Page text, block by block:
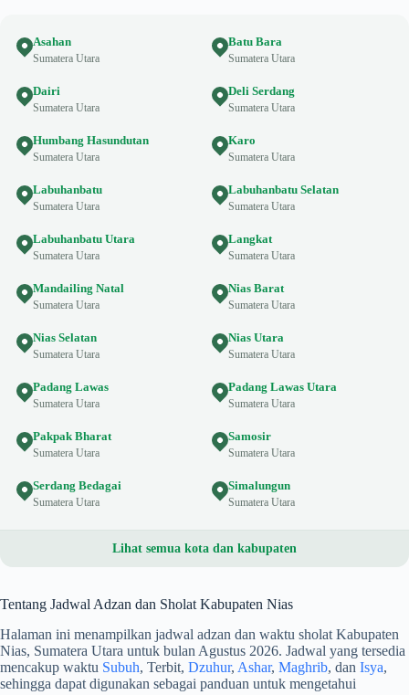
Asahan
Sumatera Utara
Batu Bara
Sumatera Utara
Dairi
Sumatera Utara
Deli Serdang
Sumatera Utara
Humbang Hasundutan
Sumatera Utara
Karo
Sumatera Utara
Labuhanbatu
Sumatera Utara
Labuhanbatu Selatan
Sumatera Utara
Labuhanbatu Utara
Sumatera Utara
Langkat
Sumatera Utara
Mandailing Natal
Sumatera Utara
Nias Barat
Sumatera Utara
Nias Selatan
Sumatera Utara
Nias Utara
Sumatera Utara
Padang Lawas
Sumatera Utara
Padang Lawas Utara
Sumatera Utara
Pakpak Bharat
Sumatera Utara
Samosir
Sumatera Utara
Serdang Bedagai
Sumatera Utara
Simalungun
Sumatera Utara
Lihat semua kota dan kabupaten
Tentang Jadwal Adzan dan Sholat Kabupaten Nias
Halaman ini menampilkan jadwal adzan dan waktu sholat Kabupaten
Nias, Sumatera Utara untuk bulan Agustus 2026. Jadwal yang tersedia
mencakup waktu Subuh, Terbit, Dzuhur, Ashar, Maghrib, dan Isya,
sehingga dapat digunakan sebagai panduan untuk mengetahui